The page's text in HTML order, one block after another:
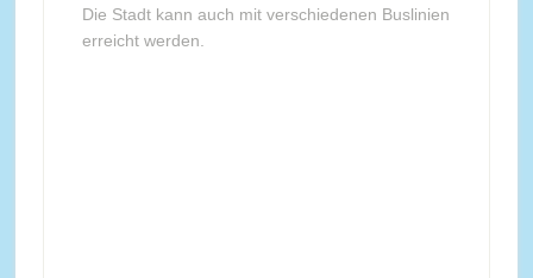
Die Stadt kann auch mit verschiedenen Buslinien
erreicht werden.